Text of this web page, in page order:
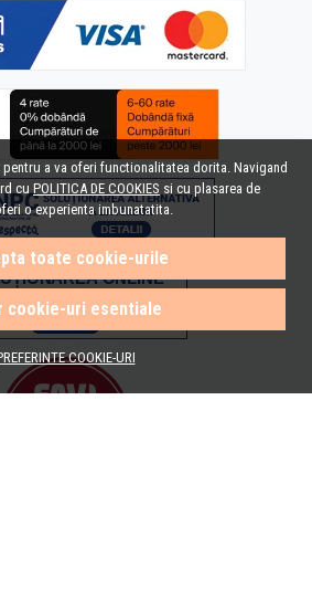
a va oferi functionalitatea dorita. Navigand
cuPOLITICA DE COOKIES si cu plasarea de
o experienta imbunatatita.
toate cookie-urile
cookie-uri esentiale
COOKIE-URI